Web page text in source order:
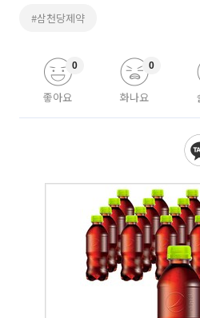
#삼천당제약
좋아요
0
화나요
0